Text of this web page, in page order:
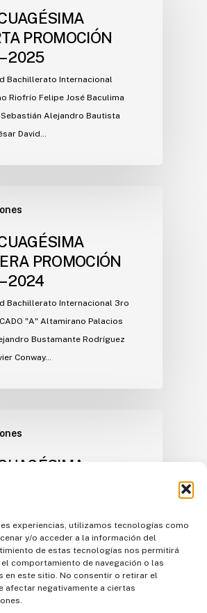
experiencias, utilizamos tecnologías como
y/o acceder a la información del
de estas tecnologías nos permitirá
comportamiento de navegación o las
en este sitio. No consentir o retirar el
afectar negativamente a ciertas
PROMOCIÓN
2025
Bachillerato Internacional
Riofrío Felipe José Baculima
Alejandro Bautista
David…
PROMOCIÓN
2024
Bachillerato Internacional 3ro
"A" Altamirano Palacios
Bustamante Rodríguez
Conway…
Bachillerato Internacional 3ro
"A" Benavides Montalvo
Cabrera Moreno Henry Martín